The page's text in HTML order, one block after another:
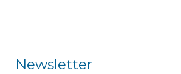
Newsletter